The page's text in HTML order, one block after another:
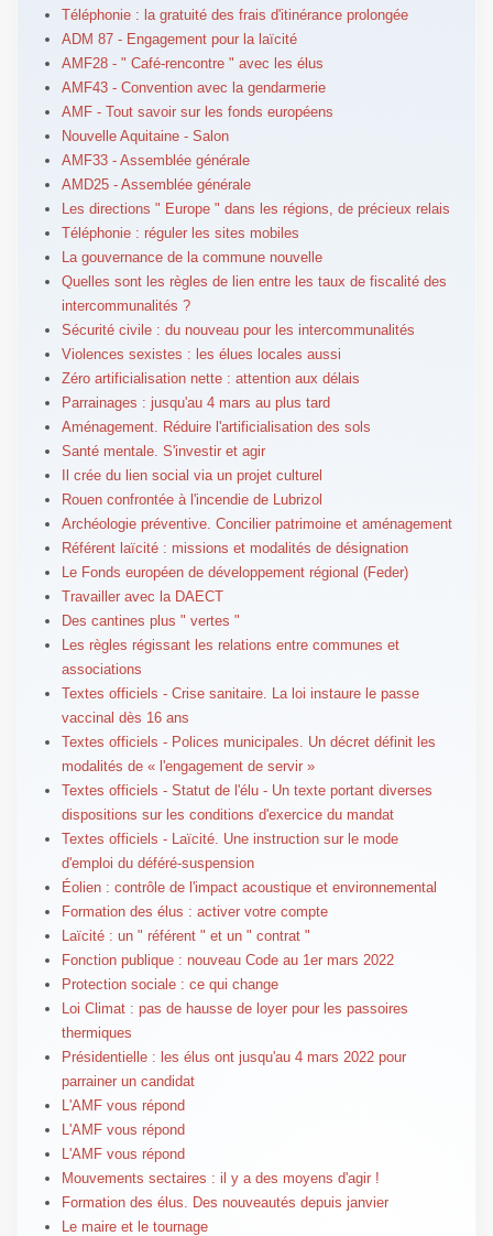
Téléphonie : la gratuité des frais d'itinérance prolongée
ADM 87 - Engagement pour la laïcité
AMF28 - " Café-rencontre " avec les élus
AMF43 - Convention avec la gendarmerie
AMF - Tout savoir sur les fonds européens
Nouvelle Aquitaine - Salon
AMF33 - Assemblée générale
AMD25 - Assemblée générale
Les directions " Europe " dans les régions, de précieux relais
Téléphonie : réguler les sites mobiles
La gouvernance de la commune nouvelle
Quelles sont les règles de lien entre les taux de fiscalité des
intercommunalités ?
Sécurité civile : du nouveau pour les intercommunalités
Violences sexistes : les élues locales aussi
Zéro artificialisation nette : attention aux délais
Parrainages : jusqu'au 4 mars au plus tard
Aménagement. Réduire l'artificialisation des sols
Santé mentale. S'investir et agir
Il crée du lien social via un projet culturel
Rouen confrontée à l'incendie de Lubrizol
Archéologie préventive. Concilier patrimoine et aménagement
Référent laïcité : missions et modalités de désignation
Le Fonds européen de développement régional (Feder)
Travailler avec la DAECT
Des cantines plus " vertes "
Les règles régissant les relations entre communes et
associations
Textes officiels - Crise sanitaire. La loi instaure le passe
vaccinal dès 16 ans
Textes officiels - Polices municipales. Un décret définit les
modalités de « l'engagement de servir »
Textes officiels - Statut de l'élu - Un texte portant diverses
dispositions sur les conditions d'exercice du mandat
Textes officiels - Laïcité. Une instruction sur le mode
d'emploi du déféré-suspension
Éolien : contrôle de l'impact acoustique et environnemental
Formation des élus : activer votre compte
Laïcité : un " référent " et un " contrat "
Fonction publique : nouveau Code au 1er mars 2022
Protection sociale : ce qui change
Loi Climat : pas de hausse de loyer pour les passoires
thermiques
Présidentielle : les élus ont jusqu'au 4 mars 2022 pour
parrainer un candidat
L'AMF vous répond
L'AMF vous répond
L'AMF vous répond
Mouvements sectaires : il y a des moyens d'agir !
Formation des élus. Des nouveautés depuis janvier
Le maire et le tournage